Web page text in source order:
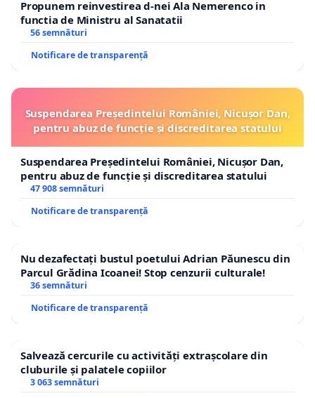
Propunem reinvestirea d-nei Ala Nemerenco in
functia de Ministru al Sanatatii
56 semnături
Notificare de transparență
Suspendarea Președintelui României, Nicușor Dan,
pentru abuz de funcție și discreditarea statului
Suspendarea Președintelui României, Nicușor Dan,
pentru abuz de funcție și discreditarea statului
47 908 semnături
Notificare de transparență
Nu dezafectați bustul poetului Adrian Păunescu din
Parcul Grădina Icoanei! Stop cenzurii culturale!
36 semnături
Notificare de transparență
Salvează cercurile cu activități extrașcolare din
cluburile și palatele copiilor
3 063 semnături